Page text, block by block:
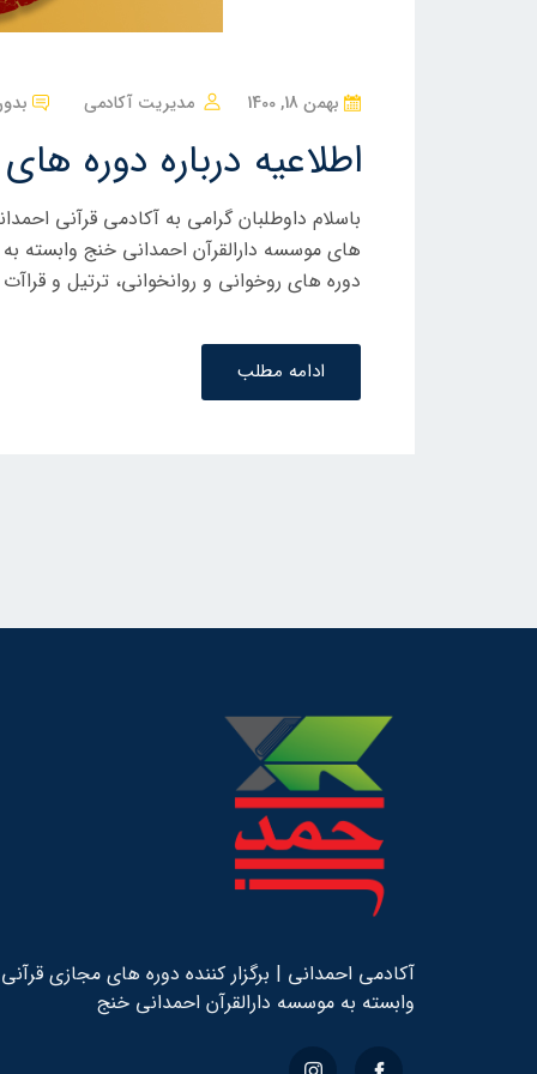
ن
ش
ه
ش
د
د
بهمن 18, 1400 مدیریت آکادمی
اطلاعیه درباره دوره
باسلام داوطلبان گرامی به آکادمی قرآنی
های موسسه دارالقرآن احمدانی خنج وابسته
دوره های روخوانی و روانخوانی، ترتیل و
ادامه مطلب
آکادمی احمدانی | برگزار کننده دوره های مجازی قرآنی
وابسته به موسسه دارالقرآن احمدانی خنج